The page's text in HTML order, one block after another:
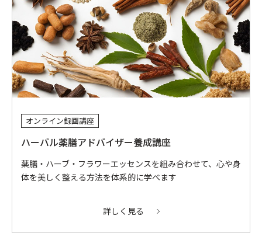
オンライン録画講座
ハーバル薬膳アドバイザー養成講座
薬膳・ハーブ・フラワーエッセンスを組み合わせて、心や身
体を美しく整える方法を体系的に学べます
詳しく見る